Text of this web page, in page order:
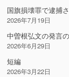
国旗損壊罪で逮捕
2026年7月19日
中曽根弘文の発言
2026年6月29日
短編
2026年3月22日